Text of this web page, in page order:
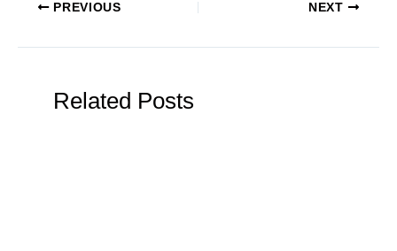
PREVIOUS NEXT
Related Posts